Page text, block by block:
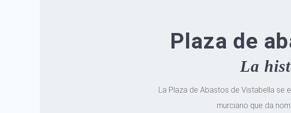
Plaza de
La
La Plaza de Abastos de Vistabella se
murciano que da